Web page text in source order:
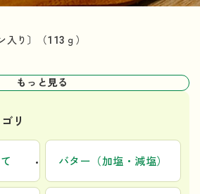
入り〕（113ｇ）
もっと見る
リ
バター（加塩・減塩）